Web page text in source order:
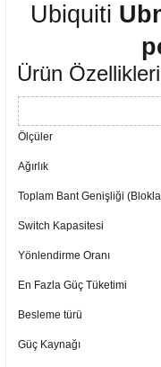
Ubiquiti
Ürün Özellikleri
Ölçüler
Ağırlık
Toplam Bant Genişliği
Switch Kapasitesi
Yönlendirme Oranı
En Fazla Güç Tüketimi
Besleme türü
Güç Kaynağı